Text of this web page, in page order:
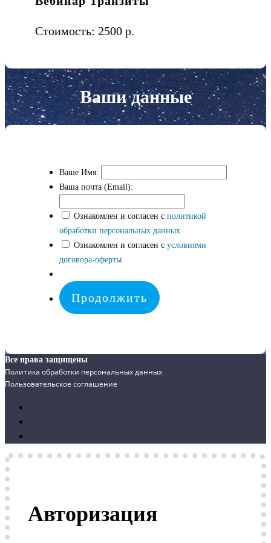
Стоимость: 2500 р.
Ваши данные
Ваше Имя:
Ваша почта (Email):
Ознакомлен и согласен с политикой
обработки персональных данных
Ознакомлен и согласен с условиями
договора-оферты
Все права защищены
Политика обработки персональных данных
Пользовательское соглашение
Авторизация